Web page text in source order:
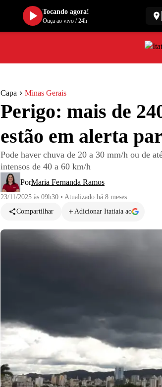
Capa Minas Gerais
Perigo: mais de
estão em alerta
Pode haver chuva de 20 a 30 mm/h ou de
intensos de 40 a 60 km/h
PorMaria Fernanda Ramos
23/11/2025 às 09h30 • Atualizado há 8 meses
Compartilhar
Adicionar Itatiaia ao
Tocando agora!
Ouça ao vivo/24h